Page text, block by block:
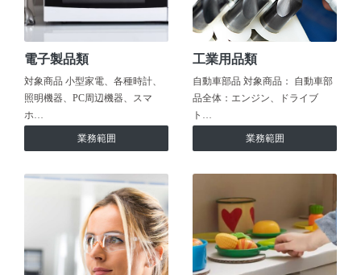
電子製品類
対象商品 小型家電、各種時計、
照明機器、PC周辺機器、スマ
ホ…
業務範囲
工業用品類
自動車部品 対象商品： 自動車部
品全体：エンジン、ドライブ
ト…
業務範囲